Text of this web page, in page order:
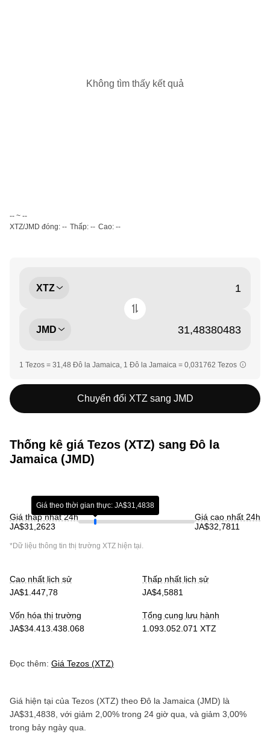
Không tìm thấy kết quả
-- ~ --
XTZ/JMD đóng: -- Thấp: -- Cao: --
XTZ
JMD
1 Tezos = 31,48 Đô la Jamaica, 1 Đô la Jamaica = 0,031762 Tezos
Chuyển đổi XTZ sang JMD
Thống kê giá Tezos (XTZ) sang Đô la
Jamaica (JMD)
Giá thấp nhất 24h
JA$31,2623
Giá theo thời gian thực: JA$31,4838
Giá cao nhất 24h
JA$32,7811
*Dữ liệu thông tin thị trường XTZ hiện tại.
Cao nhất lịch sử
JA$1.447,78
Thấp nhất lịch sử
JA$4,5881
Vốn hóa thị trường
JA$34.413.438.068
Tổng cung lưu hành
1.093.052.071 XTZ
Đọc thêm: Giá Tezos (XTZ)
Giá hiện tại của Tezos (XTZ) theo Đô la Jamaica (JMD) là
JA$31,4838 , với giảm 2,00% trong 24 giờ qua, và giảm 3,00%
trong bảy ngày qua.